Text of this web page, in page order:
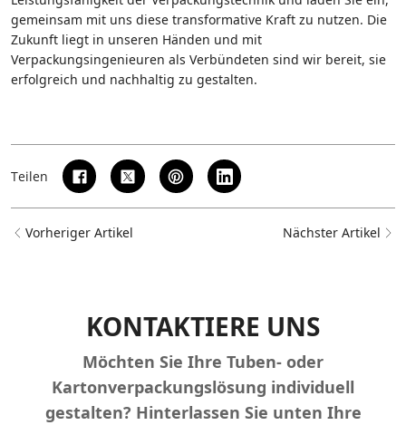
gemeinsam mit uns diese transformative Kraft zu nutzen. Die
Zukunft liegt in unseren Händen und mit
Verpackungsingenieuren als Verbündeten sind wir bereit, sie
erfolgreich und nachhaltig zu gestalten.
Teilen
Vorheriger Artikel Nächster Artikel
KONTAKTIERE UNS
Möchten Sie Ihre Tuben- oder
Kartonverpackungslösung individuell
gestalten? Hinterlassen Sie unten Ihre